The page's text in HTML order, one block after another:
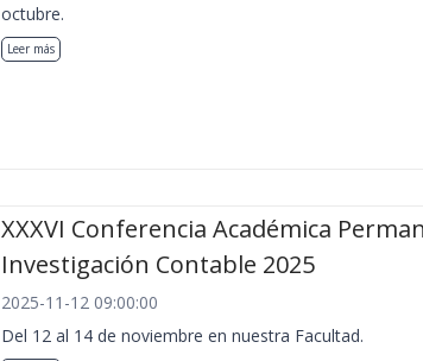
octubre.
Leer más
XXXVI Conferencia Académica
Investigación Contable 2025
2025-11-12 09:00:00
Del 12 al 14 de noviembre en nuestra Facultad.